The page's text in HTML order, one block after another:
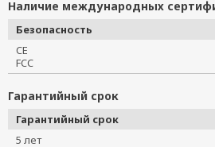
Наличие международных
Безопасность
CE
FCC
Гарантийный срок
Гарантийный срок
5 лет